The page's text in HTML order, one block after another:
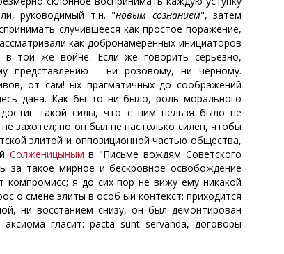
руководимый т.н. "новым сознанием", затем
случившееся как простое поражение,
как добронамеренных инициаторов
той же войне. Если же говорить серьезно,
представлению - ни розовому, ни черному.
от сам! ых прагматичных до соображений
дана. Как бы то ни было, роль морального
такой силы, что с ним нельзя было не
не захотел; но он был не настолько силен, чтобы
элитой и оппозиционной частью общества,
Солженицыным в "Письме вождям Советского
за такое мирное и бескровное освобождение
я до сих пор не вижу ему никакой
о смене элиты в особ ый контекст: приходится
ни восстанием снизу, он был демонтирован
гласит: pacta sunt servanda, договоры